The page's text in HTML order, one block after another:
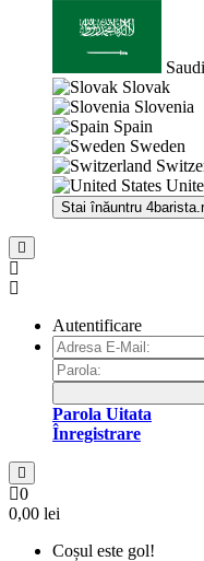
Slovak
Slovenia
Spain
Sweden
Stai înăuntru
Autentificare
Parola Uitata
Înregistrare
0
0,00 lei
Coșul este gol!